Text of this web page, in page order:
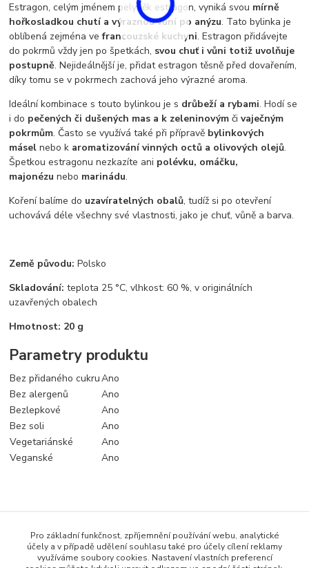
Estragon, celým jménem pelyněk estragon, vyniká svou mírně
hořkosladkou chutí a výraznou vůní po anýzu. Tato bylinka je
oblíbená zejména vefrancouzské kuchyni. Estragon přidávejte
do pokrmů vždy jen po špetkách, svou chuť i vůni totiž uvolňuje
postupně. Nejideálnější je, přidat estragon těsně před dovařením,
díky tomu se v pokrmech zachová jeho výrazné aroma.
Ideální kombinace s touto bylinkou je s drůbeží a rybami. Hodí se
i do pečených či dušených mas a k zeleninovýmči vaječným
pokrmům. Často se využívá také při přípravě bylinkových
másel nebo k aromatizování vinných octů a olivových olejů.
Špetkou estragonu nezkazíte ani polévku, omáčku,
majonézu nebo marinádu.
Koření balíme do uzavíratelných obalů, tudíž si po otevření
uchovává déle všechny své vlastnosti, jako je chuť, vůně a barva.
Země původu: Polsko
Skladování:teplota 25 °C, vlhkost: 60 %, v originálních
uzavřených obalech
Hmotnost: 20 g
Parametry produktu
Bez přidaného cukruAno
Bez alergenů
Ano
Bezlepkové
Ano
Bez soli
Ano
Vegetariánské
Ano
Veganské
Ano
Koření a dochucovadla
Bezlepkové potraviny
Pro základní funkčnost, zpříjemnění používání webu, analytické
účely a v případě udělení souhlasu také pro účely cílení reklamy
využíváme soubory cookies. Nastavení vlastních preferencí